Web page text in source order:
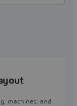
machines, and